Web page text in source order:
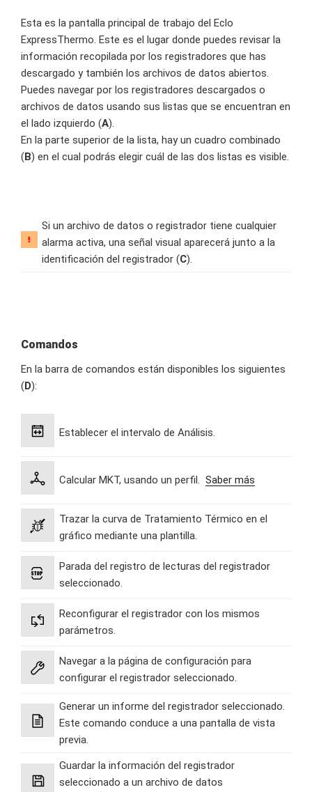
Esta es la pantalla principal de trabajo del Eclo
ExpressThermo. Este es el lugar donde puedes revisar la
información recopilada por los registradores que has
descargado y también los archivos de datos abiertos.
Puedes navegar por los registradores descargados o
archivos de datos usando sus listas que se encuentran en
el lado izquierdo (A).
En la parte superior de la lista, hay un cuadro combinado
(B) en el cual podrás elegir cuál de las dos listas es visible.
Si un archivo de datos o registrador tiene cualquier
alarma activa, una señal visual aparecerá junto a la
identificación del registrador (C).
Comandos
En la barra de comandos están disponibles los siguientes
(D):
Establecer el intervalo de Análisis.
Calcular MKT, usando un perfil. Saber más
Trazar la curva de Tratamiento Térmico en el
gráfico mediante una plantilla.
Parada del registro de lecturas del registrador
seleccionado.
Reconfigurar el registrador con los mismos
parámetros.
Navegar a la página de configuración para
configurar el registrador seleccionado.
Generar un informe del registrador seleccionado.
Este comando conduce a una pantalla de vista
previa.
Guardar la información del registrador
seleccionado a un archivo de datos